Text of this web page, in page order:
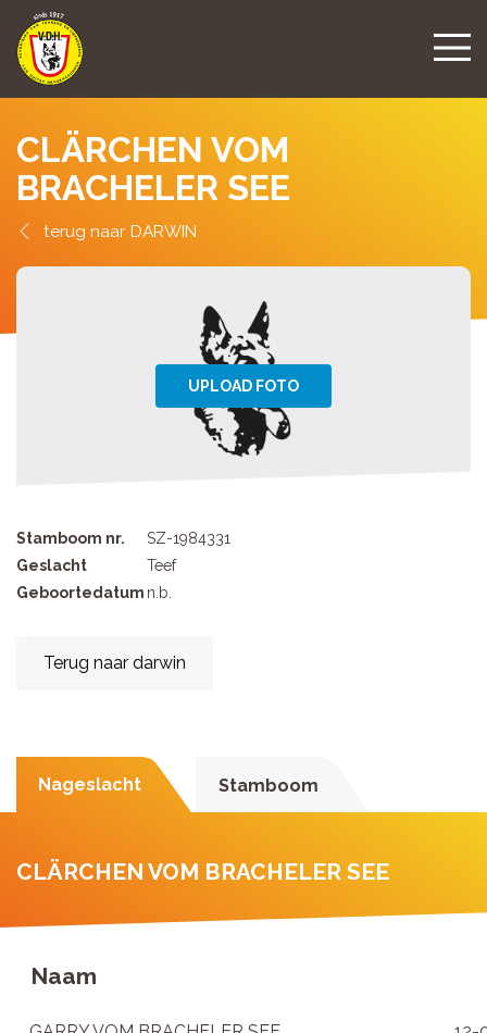
CLÄRCHEN VOM
BRACHELER SEE
DARWIN
Stamboom nr.
SZ-1984331
Geslacht
Teef
Geboortedatum n.b.
Terug naar darwin
Nageslacht Stamboom
CLÄRCHEN VOM BRACHELER SEE
Naam